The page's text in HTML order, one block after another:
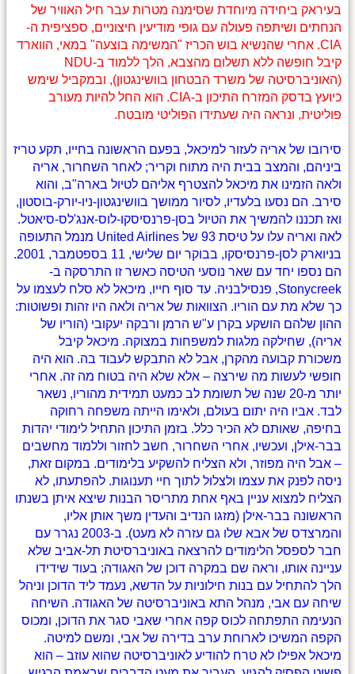
בעיראק ביחידה מיוחדת שסימנה מטרות עבר חיל האוויר של
הנחתים ושיתפה פעולה עם גופי מודיעין חיצוניים, ספציפית ה-
CIA. אחרי שהנשיא בוש הכריז "המשימה בוצעה" במאי, הווארד
קיבל חופשה ללא תשלום מהצבא, הלך ללמוד ב-NDU
(האוניברסיטה של משרד הבטחון בוושינגטון), ובמקביל שימש
כיועץ בדסק המזרח התיכון ב-CIA. הוא החל להיות מעורב
פוליטית, ונראה היה שעתידו הפוליטי מובטח.
סירובו של אריה לעזור למיכאל, בפעם הראשונה בחייו, תקע טריז
ביניהם, והמצב בבית היה מתוח וקריר; לאחר השחרור, אריה
ולאה הזמינו את מיכאל להצטרף אליהם לטיול בארה"ב, והוא
סירב. הם נסעו בלעדיו, לסיור ממושך בוושינגטון-ניו-יורק-בוסטון,
ואז תכננו להמשיך את הטיול בסן-פרנסיסקו-לוס-אנג'לס-סיאטל.
לאה ואריה עלו על טיסת 93 של United Airlines מנמל התעופה
בניוארק לסן-פרנסיסקו, בבוקר יום שלישי, 11 בספטמבר, 2001.
הם נספו יחד עם שאר נוסעי הטיסה כאשר זו התרסקה ב-
Stonycreek, פנסילבניה. עד סוף חייו, מיכאל לא סלח לעצמו על
כך שלא מת עם הוריו. הצוואות של אריה ולאה היו זהות ופשוטות:
ההון שלהם הושקע בקרן ע"ש הרמן ורבקה יעקובי (הוריו של
אריה), שחילקה מלגות למשפחות במצוקה. מיכאל קיבל
משכורת קבועה מהקרן, אבל לא התבקש לעבוד בה. הוא היה
חופשי לעשות מה שירצה – אלא שלא היה בטוח מה זה. אחרי
יותר מ-20 שנה של תשומת לב כמעט תמידית מהוריו, נשאר
לבד. אביו היה יתום בעולם, ולאימו הייתה משפחה רחוקה
בחיפה, שאותם לא הכיר כלל. בזמן התיכון התחיל לימודי יהדות
בבר-אילן, ועכשיו, אחרי השחרור, חשב לחזור וללמוד מחשבים
– אבל היה מפוזר, ולא הצליח להשקיע בלימודים. במקום זאת,
ניסה לפנק את עצמו ולצלול לתוך חיי תענוגות. להפתעתו, לא
הצליח למצוא עניין באף אחת מתריסר הבנות שיצא איתן בשנתו
הראשונה בבר-אילן (מזגו הנדיב והעדין משך אותן אליו,
והמרצדס של אבא שלו גם עזרה לא מעט). ב-2003 נגרר עם
חבר לספסל הלימודים להרצאה באוניברסיטת תל-אביב שלא
עניינה אותו, וראה שם במקרה דוכן של האגודה; בעוד שידידו
הלך להתחיל עם בנות חילוניות על הדשא, נעמד ליד הדוכן וניהל
שיחה עם אבי, מנהל התא באוניברסיטה של האגודה. השיחה
הנעימה התפתחה לכוס קפה אחרי שאבי סגר את הדוכן, ומכוס
הקפה המשיכו לארוחת ערב בדירה של אבי, ומשם למיטה.
מיכאל אפילו לא טרח להודיע לאוניברסיטה שהוא עוזב – הוא